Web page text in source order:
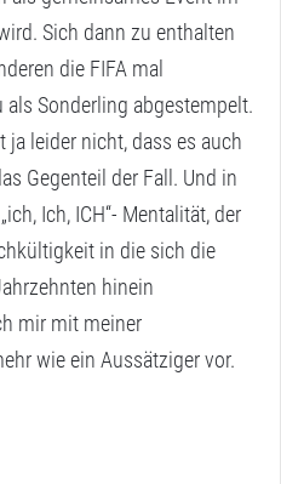
Sich dann zu enthalten
die FIFA mal
Sonderling abgestempelt.
ja leider nicht, dass es auch
Gegenteil der Fall. Und in
Ich, ICH“- Mentalität, der
in die sich die
hinein
mir mit meiner
wie ein Aussätziger vor.